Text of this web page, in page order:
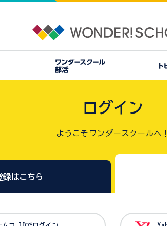
ログイン
ようこそワンダースクールへ！
録はこちら